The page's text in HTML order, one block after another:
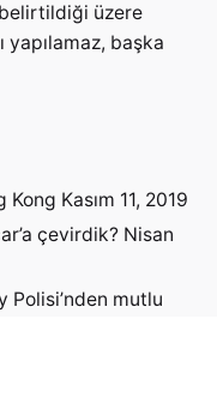
üzere
yapılamaz, başka
Kong Kasım 11, 2019
çevirdik? Nisan
Polisi’nden mutlu